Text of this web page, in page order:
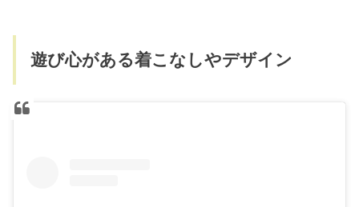
遊び心がある着こなしやデザイン